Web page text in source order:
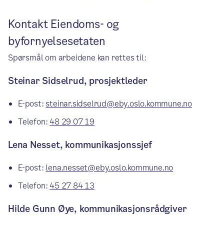
Kontakt Eiendoms- og
byfornyelsesetaten
Spørsmål om arbeidene kan rettes til:
Steinar Sidselrud, prosjektleder
E-post: steinar.sidselrud@eby.oslo.kommune.no
Telefon: 48 29 07 19
Lena Nesset, kommunikasjonssjef
E-post: lena.nesset@eby.oslo.kommune.no
Telefon: 45 27 84 13
Hilde Gunn Øye, kommunikasjonsrådgiver